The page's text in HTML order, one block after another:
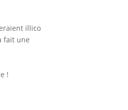
illico
fait une
!